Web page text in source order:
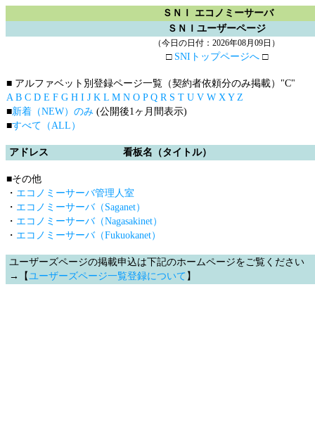
ＳＮＩ エコノミーサーバ
ＳＮＩユーザーページ
（今日の日付：2026年08月09日）
□ SNIトップページへ□
■ アルファベット別登録ページ一覧（契約者依頼分のみ掲載） "C"
A B C D E F G H I J K L M N O P Q R S T U V W X Y Z
■新着（NEW）のみ (公開後1ヶ月間表示)
■すべて（ALL）
アドレス 看板名（タイトル）
■その他
・ エコノミーサーバ管理人室
・ エコノミーサーバ（Saganet）
・ エコノミーサーバ（Nagasakinet）
・ エコノミーサーバ（Fukuokanet）
ユーザーズページの掲載申込は下記のホームページをご覧ください
→【ユーザーズページ一覧登録について 】